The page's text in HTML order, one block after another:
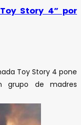
Story 4” por
Toy Story 4 pone
grupo de madres